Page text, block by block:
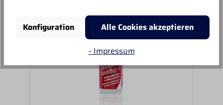
Konfiguration
Alle Cookies akzeptieren
- Impressum